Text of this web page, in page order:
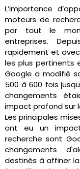
L’importance
moteurs de
par tout le
entreprises.
rapidement et
les plus pertinents
Google a modifié
500 à 600 fois
changements
impact profond sur
Les principales
ont eu un
recherche sont
changements
destinés à affiner